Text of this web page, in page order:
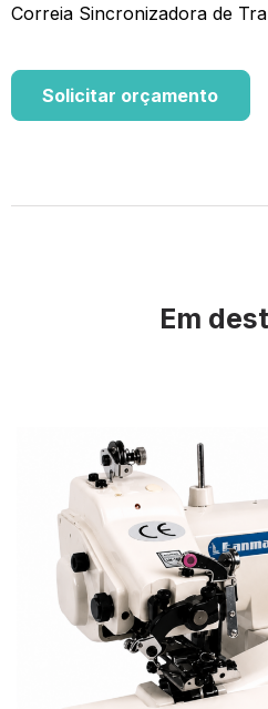
Correia Sincronizadora de
Solicitar orçamento
Em